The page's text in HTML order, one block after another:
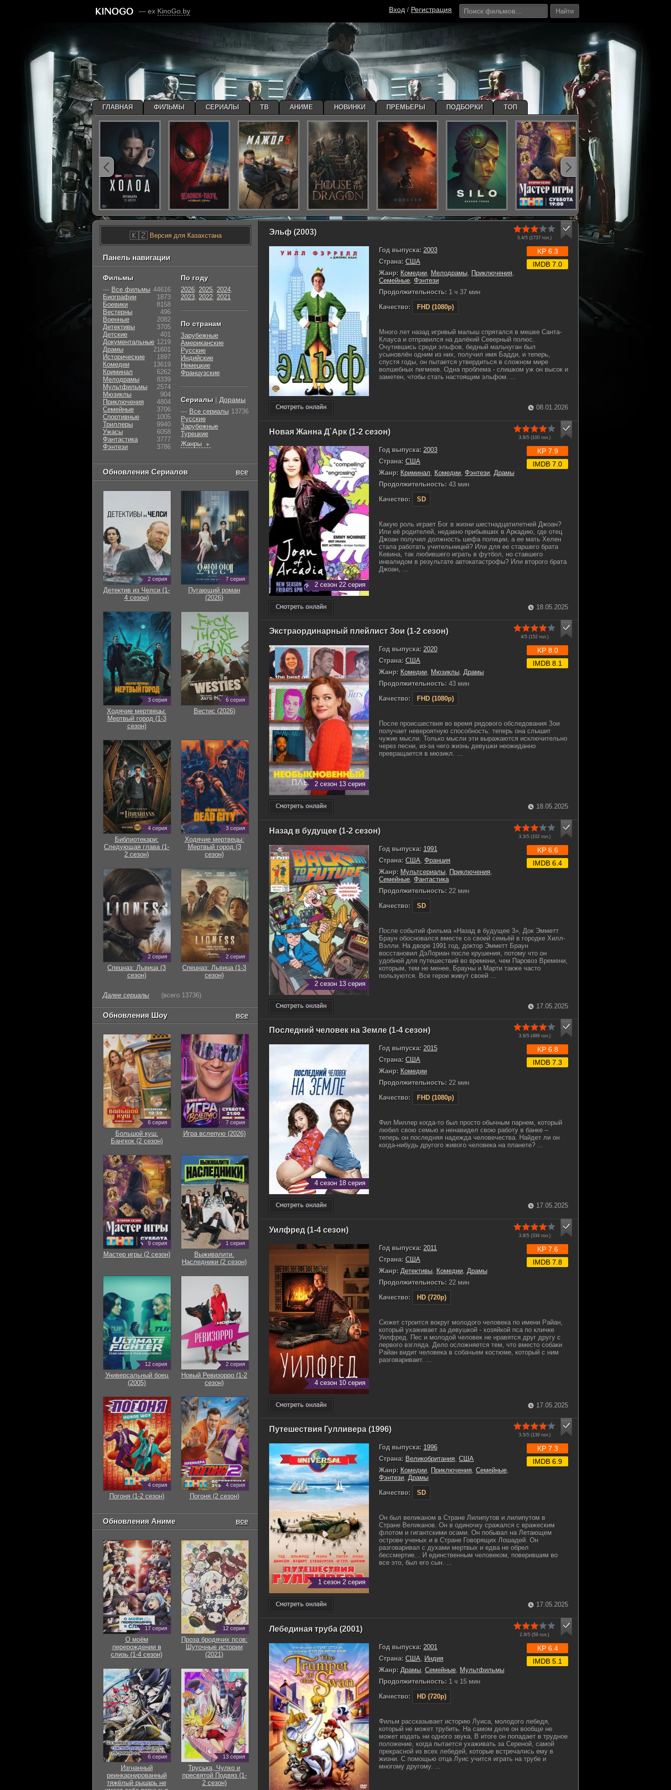
— ex KinoGo.by Вход / Регистрация Найти
Эльф (2003)
3.4/5 (1737 гол.)
Год выпуска: 2003
Страна: США
Жанр: Комедии, Мелодрамы, Приключения,
Семейные, Фэнтези
Продолжительность: 1 ч 37 мин
Качество:
FHD (1080p)
KP 6.3
IMDB 7.0
Много лет назад игривый малыш спрятался в мешке Санта-
Клауса и отправился на далёкий Северный полюс.
Очутившись среди эльфов, бедный мальчуган был
усыновлён одним из них, получил имя Бадди, и теперь,
спустя годы, он пытается утвердиться в сложном мире
волшебных пигмеев. Одна проблема - слишком уж он высок и
заметен, чтобы стать настоящим эльфом. ...
08.01.2026
Новая Жанна Д`Арк (1-2 сезон)
3.8/5 (100гол.)
2 сезон 22 серия
Год выпуска: 2003
Страна: США
Жанр: Криминал Комедии Фэнтези Драмы
Продолжительность: 43 мин
Качество:
SD
KP 7.9
IMDB 7.0
Какую роль играет Бог в жизни шестнадцатилетней Джоан?
Или её родителей, недавно прибывших в Аркадию, где отец
Джоан получил должность шефа полиции, а ее мать Хелен
стала работать учительницей? Или для ее старшего брата
Кевина, так любившего играть в футбол, но ставшего
инвалидом в результате автокатастрофы? Или второго брата
Джоан, ...
18.05.2025
Экстраординарный плейлист Зои (1-2 сезон)
4/5 (152гол.)
2 сезон 13 серия
Год выпуска: 2020
Страна: США
Жанр: Комедии, Мюзиклы, Драмы
Продолжительность: 43 мин
Качество:
FHD (1080p)
KP 8.0
IMDB 8.1
После происшествия во время рядового обследования Зои
получает невероятную способность: теперь она слышит
чужие мысли. Только мысли эти выражаются исключительно
через песни, из-за чего жизнь девушки неожиданно
превращается в мюзикл. ...
18.05.2025
Назад в будущее (1-2 сезон)
3.3/5 (102гол.)
2 сезон 13 серия
Год выпуска: 1991
Страна: США Франция
Жанр: Мультсериалы Приключения
Семейные Фантастика
Продолжительность: 22 мин
Качество:
SD
KP 6.6
IMDB 6.4
После событий фильма «Назад в будущее 3», Док Эмметт
Браун обосновался вместе со своей семьёй в городке Хилл-
Вэлли. На дворе 1991 год, доктор Эмметт Браун
восстановил ДэЛориан после крушения, потому что он
удобней для путешествий во времени, чем Паровоз Времени,
которым, тем не менее, Брауны и Марти также часто
пользуются. Все герои живут своей ...
17.05.2025
Последний человек на Земле (1-4 сезон)
3.6/5 (489гол.)
4 сезон 18 серия
Год выпуска: 2015
Страна: США
Жанр: Комедии
Продолжительность: 22 мин
Качество:
FHD (1080p)
KP 6.8
IMDB 7.3
Фил Миллер когда-то был просто обычным парнем, который
любил свою семью и ненавидел свою работу в банке –
теперь он последняя надежда человечества. Найдет ли он
когда-нибудь другого живого человека на планете? ...
17.05.2025
Уилфред (1-4 сезон)
3.8/5 (334гол.)
4 сезон 10 серия
Год выпуска: 2011
Страна: США
Жанр: Детективы Комедии Драмы
Продолжительность: 22 мин
Качество:
HD (720p)
KP 7.6
IMDB 7.8
Сюжет строится вокруг молодого человека по имени Райан,
который ухаживает за девушкой - хозяйкой пса по кличке
Уилфред. Пес и молодой человек не нравятся друг другу с
первого взгляда. Дело осложняется тем, что вместо собаки
Райан видит человека в собачьем костюме, который с ним
разговаривает. ...
17.05.2025
Путешествия Гулливера (1996)
3.5/5 (139гол.)
1 сезон 2 серия
Год выпуска: 1996
Страна: Великобритания, США
Жанр: Комедии, Приключения, Семейные,
Фэнтези, Драмы
Качество:
SD
KP 7.3
IMDB 6.9
Он был великаном в Стране Лилипутов и лилипутом в
Стране Великанов. Он в одиночку сражался с вражеским
флотом и гигантскими осами. Он побывал на Летающем
острове ученых и в Стране Говорящих Лошадей. Он
разговаривал с духами мертвых и едва не обрел
бессмертие... И единственным человеком, поверившим во
все это, был его сын. ...
17.05.2025
Лебединая труба (2001)
2.8/5 (59 гол.)
Год выпуска: 2001
Страна: США
Индия
Жанр: Драмы Семейные Мультфильмы
Продолжительность: 1 ч 15 мин
Качество:
HD (720p)
KP 6.4
IMDB 5.1
Фильм рассказывает историю Луиса, молодого лебедя,
который не может трубить. На самом деле он вообще не
может издать ни одного звука, В итоге он попадает в трудное
положение, когда пытается ухаживать за Сереной, самой
прекрасной из всех лебедей, которые встречались ему в
жизни. С помощью отца Луис учится играть на трубе и
многому другому. ...
🇰🇿Версия для Казахстана
Панель навигации
Фильмы
— Все фильмы 44616
Биографии
1873
Боевики
8158
Вестерны
496
Военные
2082
Детективы
3705
Детские
401
Документальные 1219
Драмы
21601
Исторические
1897
Комедии
13619
Криминал
6262
Мелодрамы
8339
Мультфильмы
2574
Мюзиклы
904
Приключения
4804
Семейные
3706
Cпортивные
1005
Триллеры
9940
Ужасы
6058
Фантастика
3777
Фэнтези
3786
По году
2026, 2025, 2024,
2023, 2022, 2021
По странам
Зарубежные
Американские
Русские
Индийские
Немецкие
Французские
Сериалы | Дорамы
— Все сериалы 13736
Русские
Зарубежные
Турецкие
Жанры
►
Обновления Сериалов все
2 серия
Детектив из Челси (1-
4 сезон)
7 серия
Пугающий роман
(2026)
3 серия
Ходячие мертвецы:
Мертвый город (1-3
сезон)
6 серия
Вестис (2026)
4 серия
Библиотекари:
Следующая глава (1-
2 сезон)
3 серия
Ходячие мертвецы:
Мертвый город (3
сезон)
2 серия
Спецназ: Львица (3
сезон)
2 серия
Спецназ: Львица (1-3
сезон)
Далее сериалы (всего 13736)
Обновления Шоу все
6 серия
Большой куш.
Бангкок (2 сезон)
7 серия
Игра вслепую (2026)
9 серия
Мастер игры (2 сезон)
1 серия
Выживалити.
Наследники (2 сезон)
12 серия
Универсальный боец
(2005)
2 серия
Новый Ревизорро (1-2
сезон)
4 серия
Погоня (1-2 сезон)
4 серия
Погоня (2 сезон)
Обновления Аниме все
17 серия
О моём
перерождении в
слизь (1-4 сезон)
12 серия
Проза бродячих псов:
Шуточные истории
(2021)
6 серия
Изгнанный
реинкарнированный
тяжёлый рыцарь не
13 серия
Труська, Чулко и
пресвятой Подвяз (1-
2 сезон)
ГЛАВНАЯ ФИЛЬМЫ СЕРИАЛЫ ТВ АНИМЕ НОВИНКИ ПРЕМЬЕРЫ ПОДБОРКИ ТОП